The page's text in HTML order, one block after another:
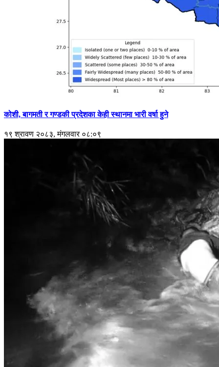
कोशी, बागमती र गण्डकी प्रदेशका केही स्थानमा भारी वर्षा हुने
१९ श्रावण २०८३, मंगलवार ०८:०९